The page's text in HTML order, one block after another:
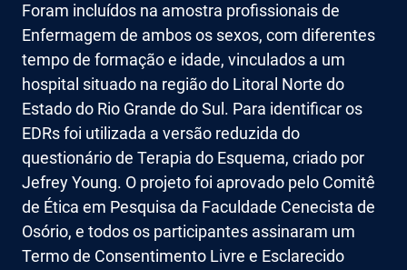
Foram incluídos na amostra profissionais de
Enfermagem de ambos os sexos, com diferentes
tempo de formação e idade, vinculados a um
hospital situado na região do Litoral Norte do
Estado do Rio Grande do Sul. Para identificar os
EDRs foi utilizada a versão reduzida do
questionário de Terapia do Esquema, criado por
Jefrey Young. O projeto foi aprovado pelo Comitê
de Ética em Pesquisa da Faculdade Cenecista de
Osório, e todos os participantes assinaram um
Termo de Consentimento Livre e Esclarecido